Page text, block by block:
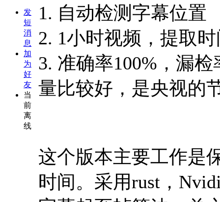
发
短
消
息
加
为
好
友
当
前
离
线
1. 自动检测字幕位置
2. 1小时视频，提取
3. 准确率100%，漏
量比较好，是央视的
这个版本主要工作是
时间。采用rust，